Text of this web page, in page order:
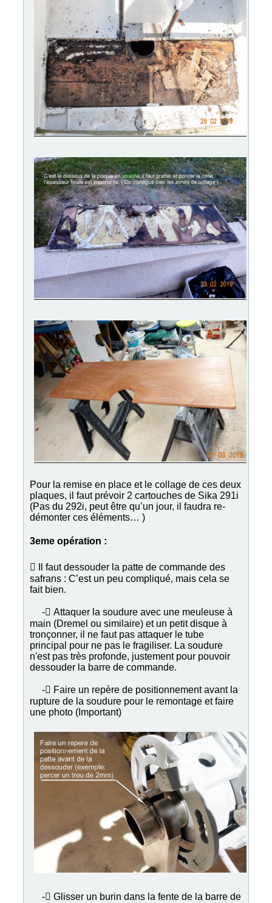
Pour la remise en place et le collage de ces deux
plaques, il faut prévoir 2 cartouches de Sika 291i
(Pas du 292i, peut être qu’un jour, il faudra re-
démonter ces éléments… )
3eme opération :
 Il faut dessouder la patte de commande des
safrans : C’est un peu compliqué, mais cela se
fait bien.
- Attaquer la soudure avec une meuleuse à
main (Dremel ou similaire) et un petit disque à
tronçonner, il ne faut pas attaquer le tube
principal pour ne pas le fragiliser. La soudure
n'est pas très profonde, justement pour pouvoir
dessouder la barre de commande.
- Faire un repère de positionnement avant la
rupture de la soudure pour le remontage et faire
une photo (Important)
- Glisser un burin dans la fente de la barre de